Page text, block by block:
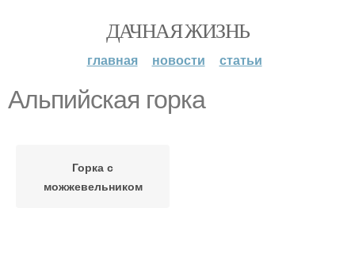
ДАЧНАЯ ЖИЗНЬ
главная новости статьи
Альпийская горка
Горка с
можжевельником